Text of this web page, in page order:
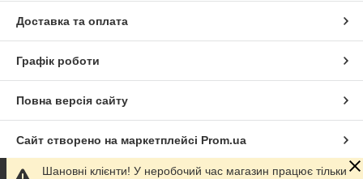
Доставка та оплата
Графік роботи
Повна версія сайту
Сайт створено на маркетплейсі Prom.ua
Шановні клієнти! У неробочий час магазин працює тільки